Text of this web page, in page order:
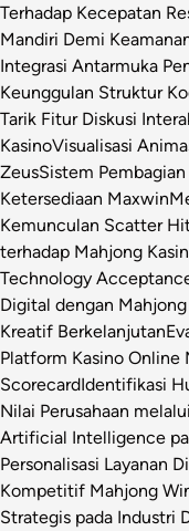
Terhadap Kecepatan
Mandiri Demi
Integrasi Antarmuka
Keunggulan Struktur
Tarik Fitur Diskusi
KasinoVisualisasi
ZeusSistem
Ketersediaan Maxwin
Kemunculan Scatter
terhadap Mahjong
Technology
Digital dengan
Kreatif Berkelanjutan
Platform Kasino Online
ScorecardIdentifikasi
Nilai Perusahaan
Artificial Intelligence
Personalisasi Layanan
Kompetitif Mahjong
Strategis pada Industri